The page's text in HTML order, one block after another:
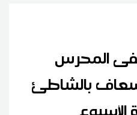
المحرس
بالشاطئ